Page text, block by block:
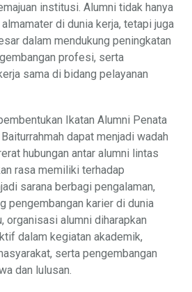
institusi. Alumni tidak hanya
di dunia kerja, tetapi juga
dalam mendukung peningkatan
profesi, serta
sama di bidang pelayanan
Ikatan Alumni Penata
dapat menjadi wadah
hubungan antar alumni lintas
rasa memiliki terhadap
sarana berbagi pengalaman,
pengembangan karier di dunia
organisasi alumni diharapkan
dalam kegiatan akademik,
serta pengembangan
dan lulusan.